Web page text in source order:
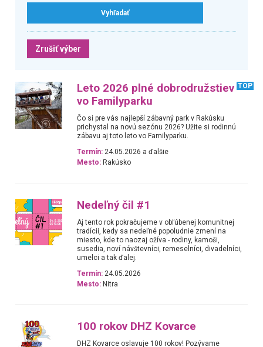
Zrušiť výber
Leto 2026 plné dobrodružstiev
vo Familyparku
TOP
Čo si pre vás najlepší zábavný park v Rakúsku
prichystal na novú sezónu 2026? Užite si rodinnú
zábavu aj toto leto vo Familyparku.
Termín: 24.05.2026 a ďalšie
Mesto: Rakúsko
Nedeľný čil #1
Aj tento rok pokračujeme v obľúbenej komunitnej
tradícii, kedy sa nedeľné popoludnie zmení na
miesto, kde to naozaj ožíva - rodiny, kamoši,
susedia, noví návštevníci, remeselníci, divadelníci,
umelci a tak ďalej.
Termín: 24.05.2026
Mesto: Nitra
100 rokov DHZ Kovarce
DHZ Kovarce oslavuje 100 rokov! Pozývame